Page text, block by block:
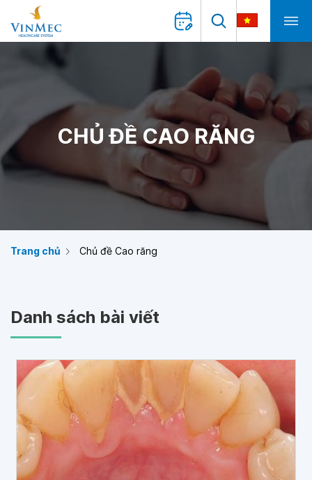
CHỦ ĐỀ CAO RĂNG
Trang chủ Chủ đề Cao răng
Danh sách bài viết